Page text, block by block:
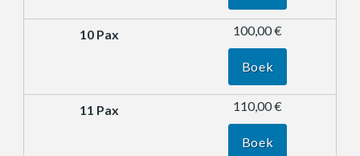
100,00 €
Boek
110,00 €
Boek